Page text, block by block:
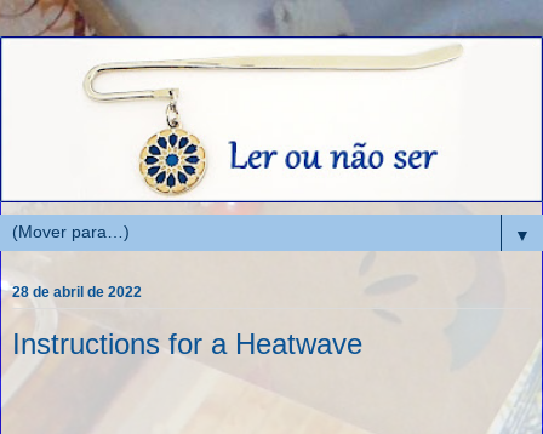
▼
28 de abril de 2022
Instructions for a Heatwave